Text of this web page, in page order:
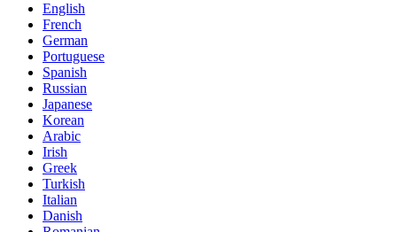
English
French
German
Portuguese
Spanish
Russian
Japanese
Korean
Arabic
Irish
Greek
Turkish
Italian
Danish